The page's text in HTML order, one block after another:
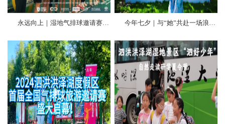
永远向上｜湿地气排球邀请赛燃爆酷夏！ 今年七夕｜与“她”共赴一场浪漫荷花宴！